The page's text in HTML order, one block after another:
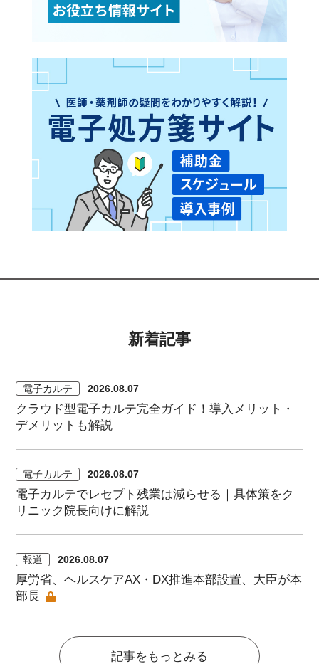
新着記事
電子カルテ 2026.08.07
クラウド型電子カルテ完全ガイド！導入メリット・
デメリットも解説
電子カルテ 2026.08.07
電子カルテでレセプト残業は減らせる｜具体策をク
リニック院長向けに解説
報道 2026.08.07
厚労省、ヘルスケアAX・DX推進本部設置、大臣が本
部長
記事をもっとみる